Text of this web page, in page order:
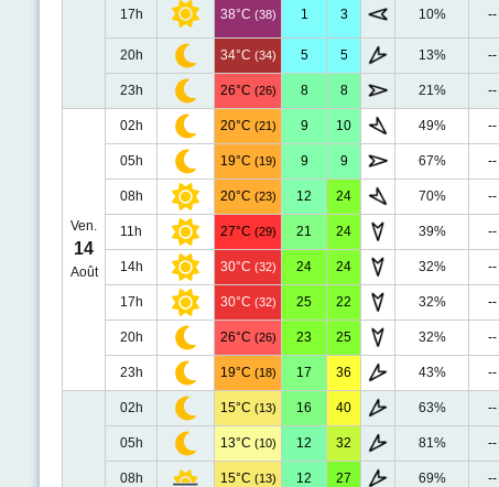
17h 38°C (38) 1 3 10% --
20h 34°C (34) 5 5 13% --
23h 26°C (26) 8 8 21% --
Ven.
14
Août
02h 20°C (21) 9 10 49% --
05h 19°C (19) 9 9 67% --
08h 20°C (23) 12 24 70% --
11h 27°C (29) 21 24 39% --
14h 30°C (32) 24 24 32% --
17h 30°C (32) 25 22 32% --
20h 26°C (26) 23 25 32% --
23h 19°C (18) 17 36 43% --
02h 15°C (13) 16 40 63% --
05h 13°C (10) 12 32 81% --
08h 15°C (13) 12 27 69% --